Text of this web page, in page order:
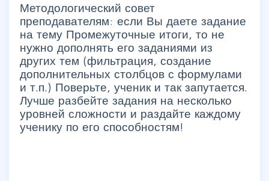
Методологический совет
преподавателям: если Вы даете задание
на тему Промежуточные итоги, то не
нужно дополнять его заданиями из
других тем (фильтрация, создание
дополнительных столбцов с формулами
и т.п.) Поверьте, ученик и так запутается.
Лучше разбейте задания на несколько
уровней сложности и раздайте каждому
ученику по его способностям!